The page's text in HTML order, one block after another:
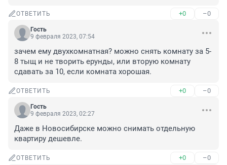
ОТВЕТИТЬ +0 –0
Гость
9 февраля 2023, 07:54
зачем ему двухкомнатная? можно снять комнату за 5-
8 тыщ и не творить ерунды, или вторую комнату
сдавать за 10, если комната хорошая.
ОТВЕТИТЬ +0 –0
Гость
9 февраля 2023, 02:27
Даже в Новосибирске можно снимать отдельную
квартиру дешевле.
ОТВЕТИТЬ +0 –0